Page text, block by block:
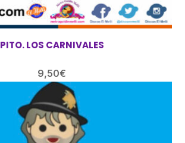
PITO. LOS CARNIVALES
9,50€